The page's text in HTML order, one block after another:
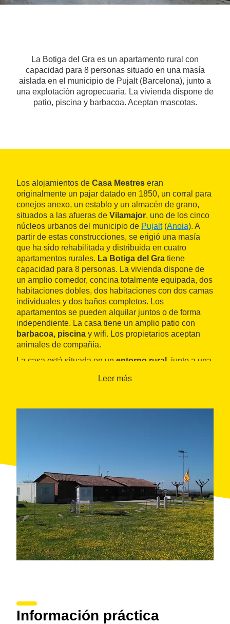
La Botiga del Gra es un apartamento rural con
capacidad para 8 personas situado en una masía
aislada en el municipio de Pujalt (Barcelona), junto a
una explotación agropecuaria. La vivienda dispone de
patio, piscina y barbacoa. Aceptan mascotas.
Los alojamientos de Casa Mestres eran
originalmente un pajar datado en 1850, un corral para
conejos anexo, un establo y un almacén de grano,
situados a las afueras de Vilamajor, uno de los cinco
núcleos urbanos del municipio de Pujalt(Anoia). A
partir de estas construcciones, se erigió una masía
que ha sido rehabilitada y distribuida en cuatro
apartamentos rurales. La Botiga del Gra tiene
capacidad para 8 personas. La vivienda dispone de
un amplio comedor, concina totalmente equipada, dos
habitaciones dobles, dos habitaciones con dos camas
individuales y dos baños completos. Los
apartamentos se pueden alquilar juntos o de forma
independiente. La casa tiene un amplio patio con
barbacoa, piscina y wifi. Los propietarios aceptan
animales de compañía.
La casa está situada en un entorno rural , junto a una
cereales de secano y a la cría y engorde de perdices
Leer más
Información práctica